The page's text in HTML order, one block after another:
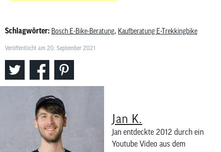
Schlagwörter: Bosch E-Bike-Beratung, Kaufberatung E-Trekkingbike
Veröffentlicht am 20. September 2021
Jan K.
Jan entdeckte 2012 durch ein
Youtube Video aus dem